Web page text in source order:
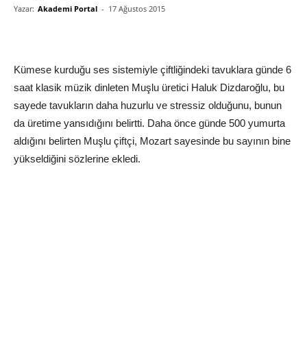
Yazar: Akademi Portal - 17 Ağustos 2015
Kümese kurduğu ses sistemiyle çiftliğindeki tavuklara günde 6
saat klasik müzik dinleten Muşlu üretici Haluk Dizdaroğlu, bu
sayede tavukların daha huzurlu ve stressiz olduğunu, bunun
da üretime yansıdığını belirtti. Daha önce günde 500 yumurta
aldığını belirten Muşlu çiftçi, Mozart sayesinde bu sayının bine
yükseldiğini sözlerine ekledi.